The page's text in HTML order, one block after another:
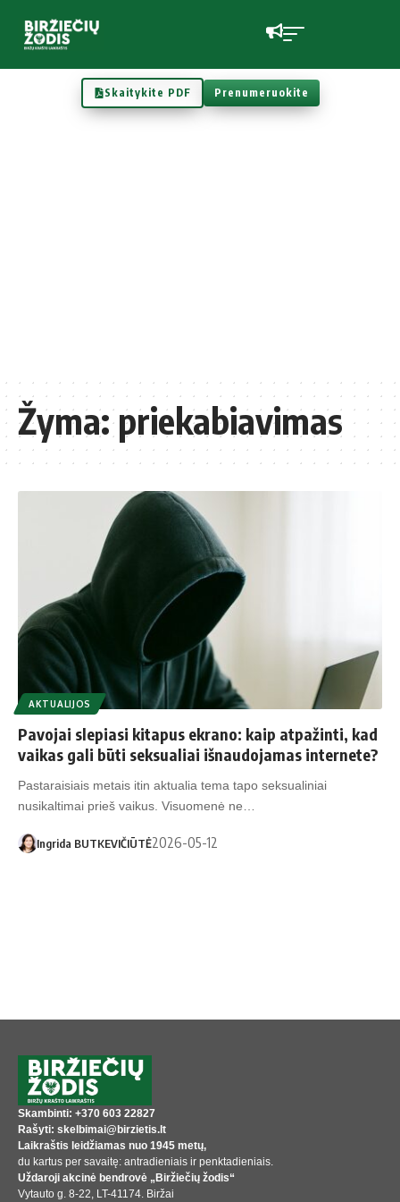
Skaitykite PDF Prenumeruokite
Žyma:priekabiavimas
AKTUALIJOS
Pavojai slepiasi kitapus ekrano: kaip atpažinti, kad
vaikas gali būti seksualiai išnaudojamas internete?
Pastaraisiais metais itin aktualia tema tapo seksualiniai
nusikaltimai prieš vaikus. Visuomenė ne…
Ingrida BUTKEVIČIŪTĖ2026-05-12
Skambinti: +370 603 22827
Rašyti: skelbimai@birzietis.lt
Laikraštis leidžiamas nuo 1945 metų,
du kartus per savaitę: antradieniais ir penktadieniais.
Uždaroji akcinė bendrovė „Biržiečių žodis“
Vytauto g. 8-22, LT-41174. Biržai